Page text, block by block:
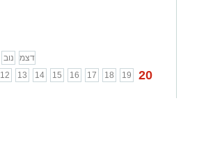
נוב
דצמ
12 13 14 15 16 17 18 19 20